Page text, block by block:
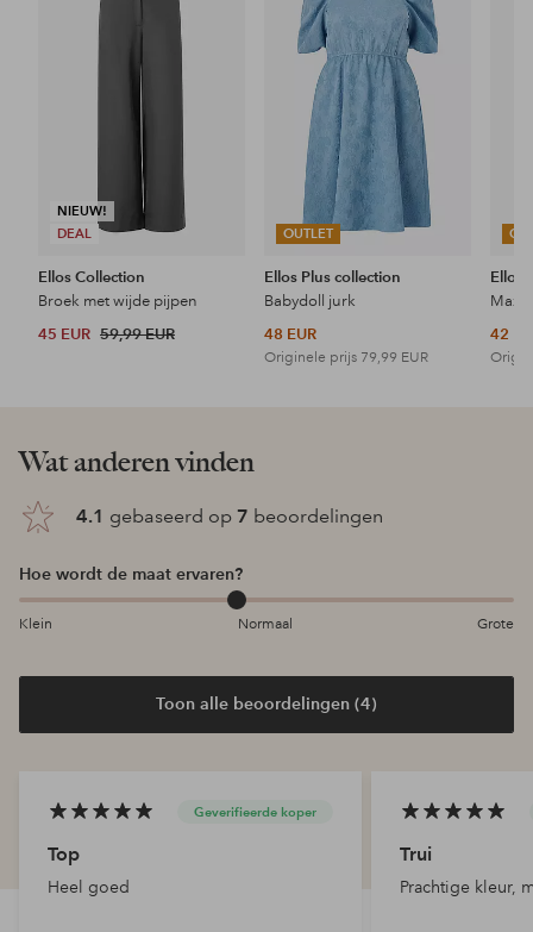
NIEUW!
DEAL
Ellos Collection
Broek met wijde pijpen
45 EUR 59,99 EUR
OUTLET
favorieten
Ellos Plus collection
Babydoll jurk
48 EUR
Originele prijs 79,99 EUR
Ellos
Maxi-
42
Wat anderen vinden
4.1 gebaseerd op 7 beoordelingen
Hoe wordt de maat ervaren?
Klein Normaal Grote
Toon alle beoordelingen (4)
Geverifieerde koper
Top
Heel goed
Trui
Prachtige kleur,